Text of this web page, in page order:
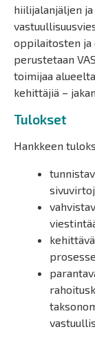
hiilijalanjäljen ja
oppilaitosten ja
perustetaan
toimijaa
kehittäjiä –
Tulokset
Hankkeen